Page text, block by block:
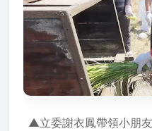
▲立委謝衣鳳帶領小朋